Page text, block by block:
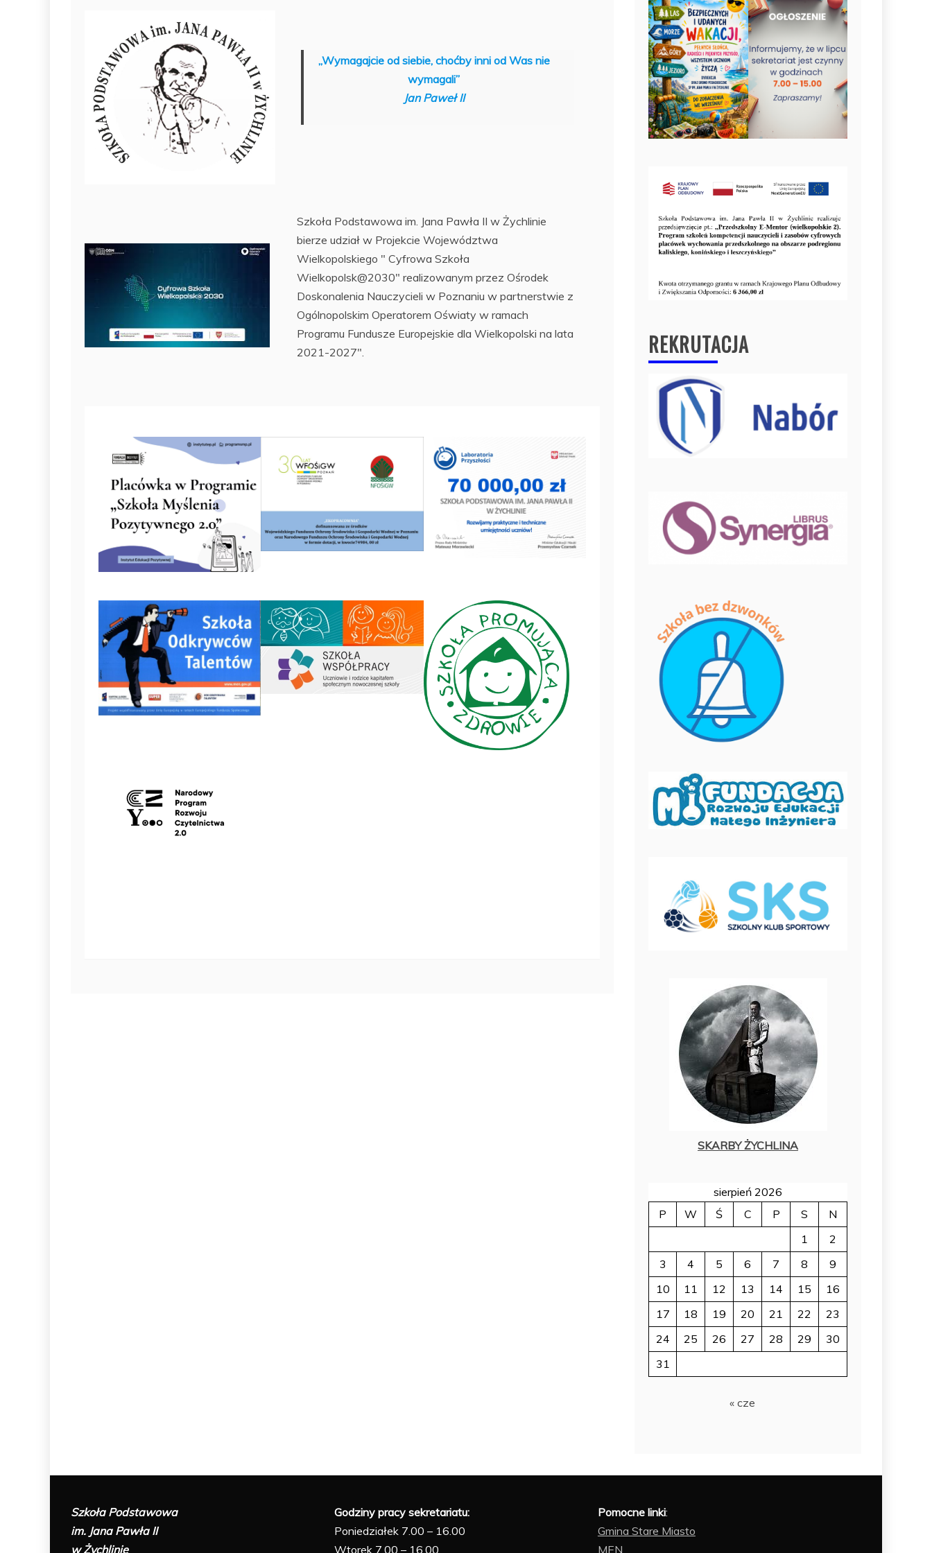
„Wymagajcie od siebie, choćby inni od Was nie
wymagali”
Jan Paweł II
Szkoła Podstawowa im. Jana Pawła II w Żychlinie
bierze udział w Projekcie Województwa
Wielkopolskiego " Cyfrowa Szkoła
Wielkopolsk@2030" realizowanym przez Ośrodek
Doskonalenia Nauczycieli w Poznaniu w partnerstwie z
Ogólnopolskim Operatorem Oświaty w ramach
Programu Fundusze Europejskie dla Wielkopolski na lata
2021-2027".
REKRUTACJA
SKARBY ŻYCHLINA
sierpień 2026
P
W Ś C P S
N
1
2
3
4 5 6 7 8
9
10
11 12 13 14 15
16
17
18 19 20 21 22
23
24
25 26 27 28 29
30
31
« cze
Szkoła Podstawowa
im. Jana Pawła II
w Żychlinie
Godziny pracy sekretariatu:
Poniedziałek 7.00 – 16.00
Wtorek 7.00 – 16.00
Pomocne linki:
Gmina Stare Miasto
MEN